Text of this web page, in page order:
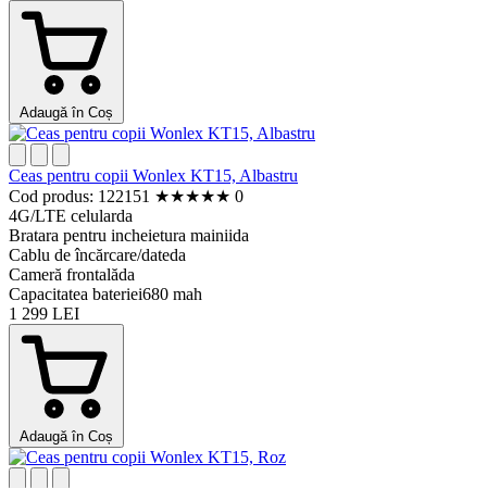
Adaugă în Coș
Ceas pentru copii Wonlex KT15, Albastru
Cod produs: 122151 ★★★★★ 0
4G/LTE celularda
Bratara pentru incheietura mainiida
Cablu de încărcare/dateda
Cameră frontalăda
Capacitatea bateriei680 mah
1 299 LEI
Adaugă în Coș